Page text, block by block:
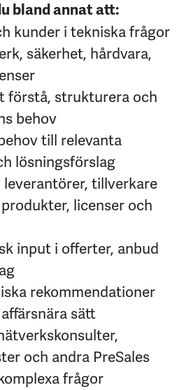
bland annat att:
kunder i tekniska frågor
säkerhet, hårdvara,
förstå, strukturera och
behov
till relevanta
lösningsförslag
leverantörer, tillverkare
licenser och
input i offerter, anbud
rekommendationer
sätt
och andra PreSales
frågor